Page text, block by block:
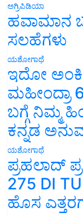
ಅಗ್ರಿಪಿಡಿಯಾ
ಹವಾಮಾನ
ಸಲಹೆಗಳು
ಯಶೋಗಾಥೆ
ಇದೋ
ಮಹೀಂದ್ರಾ
ಬಗ್ಗೆ ನಿಮ್ಮ
ಕನ್ನಡ
ಯಶೋಗಾಥೆ
ಪ್ರಹಲಾದ್
275 DI
ಹೊಸ